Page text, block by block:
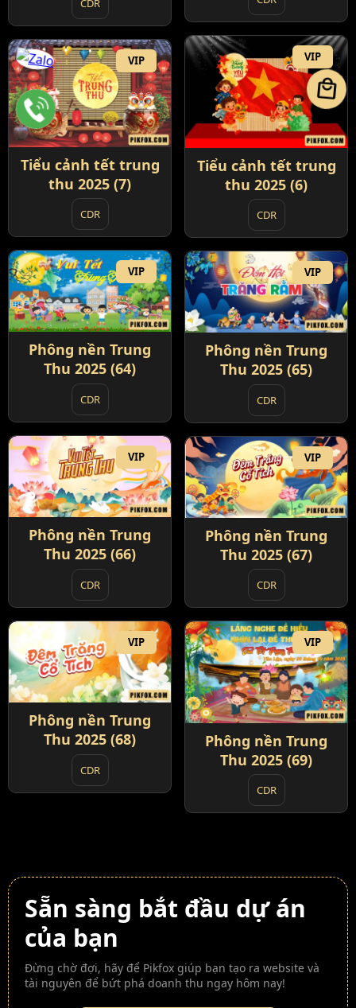
CDR
VIP
Tiểu cảnh tết trung
thu 2025 (6)
CDR
VIP
Tiểu cảnh tết trung
thu 2025 (7)
CDR
VIP
Phông nền Trung
Thu 2025 (64)
CDR
VIP
Phông nền Trung
Thu 2025 (65)
CDR
VIP
Phông nền Trung
Thu 2025 (66)
CDR
VIP
Phông nền Trung
Thu 2025 (67)
CDR
VIP
Phông nền Trung
Thu 2025 (68)
CDR
VIP
Phông nền Trung
Thu 2025 (69)
CDR
Sẵn sàng bắt đầu dự án
của bạn
Đừng chờ đợi, hãy để Pikfox giúp bạn tạo ra website và
tài nguyên để bứt phá doanh thu ngay hôm nay!
local_mall